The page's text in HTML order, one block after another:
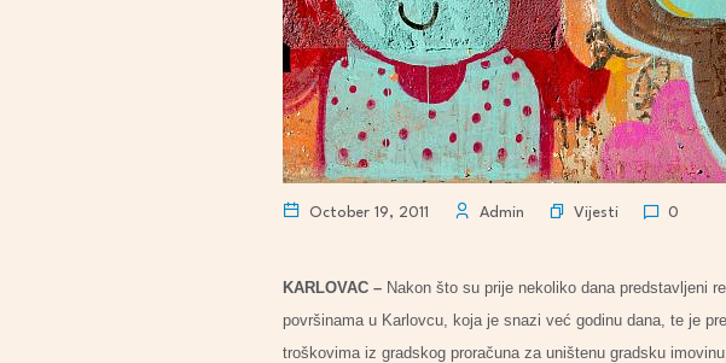
October 19, 2011 Admin Vijesti 0
KARLOVAC – Nakon što su prije nekoliko dana predstavljeni
površinama u Karlovcu, koja je snazi već godinu dana, te je
troškovima iz gradskog proračuna za uništenu gradsku